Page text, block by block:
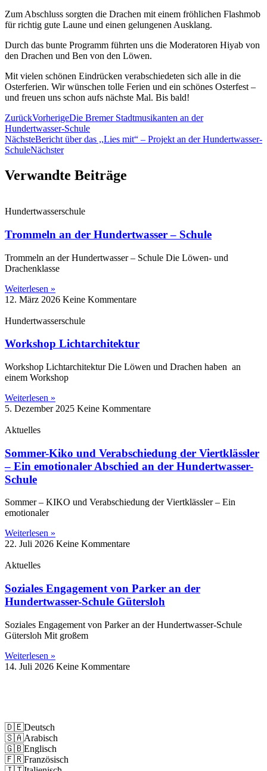
Zum Abschluss sorgten die Drachen mit einem fröhlichen Flashmob
für richtig gute Laune und einen gelungenen Ausklang.
Durch das bunte Programm führten uns die Moderatoren Hiyab von
den Drachen und Ben von den Löwen.
Mit vielen schönen Eindrücken verabschiedeten sich alle in die
Osterferien. Wir wünschen tolle Ferien und ein schönes Osterfest –
und freuen uns schon aufs nächste Mal. Bis bald!
ZurückVorherigeDie Bremer Stadtmusikanten an der
Hundertwasser-Schule
NächsteBericht über das ,,Lies mit“ – Projekt an der Hundertwasser-
SchuleNächster
Verwandte Beiträge
Hundertwasserschule
Trommeln an der Hundertwasser – Schule
Trommeln an der Hundertwasser – Schule Die Löwen‑ und
Drachenklasse
Weiterlesen »
12. März 2026 Keine Kommentare
Hundertwasserschule
Workshop Lichtarchitektur
Workshop Lichtarchitektur Die Löwen und Drachen haben an
einem Workshop
Weiterlesen »
5. Dezember 2025 Keine Kommentare
Aktuelles
Sommer-Kiko und Verabschiedung der Viertklässler
– Ein emotionaler Abschied an der Hundertwasser-
Schule
Sommer – KIKO und Verabschiedung der Viertklässler – Ein
emotionaler
Weiterlesen »
22. Juli 2026 Keine Kommentare
Aktuelles
Soziales Engagement von Parker an der
Hundertwasser-Schule Gütersloh
Soziales Engagement von Parker an der Hundertwasser-Schule
Gütersloh Mit großem
Weiterlesen »
14. Juli 2026 Keine Kommentare
🇩🇪Deutsch
🇸🇦Arabisch
🇬🇧Englisch
🇫🇷Französisch